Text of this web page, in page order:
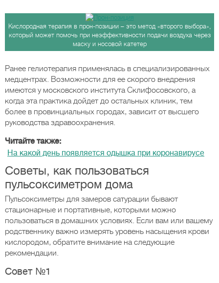
Кислородная терапия в прон-позиции – это метод «второго выбора»,
который может помочь при неэффективности подачи воздуха через
маску и носовой катетер
Ранее гелиотерапия применялась в специализированных
медцентрах. Возможности для ее скорого внедрения
имеются у московского института Склифосовского, а
когда эта практика дойдет до остальных клиник, тем
более в провинциальных городах, зависит от высшего
руководства здравоохранения.
Читайте также:
На какой день появляется одышка при коронавирусе
Советы, как пользоваться
пульсоксиметром дома
Пульсоксиметры для замеров сатурации бывают
стационарные и портативные, которыми можно
пользоваться в домашних условиях. Если вам или вашему
родственнику важно измерять уровень насыщения крови
кислородом, обратите внимание на следующие
рекомендации.
Совет №1